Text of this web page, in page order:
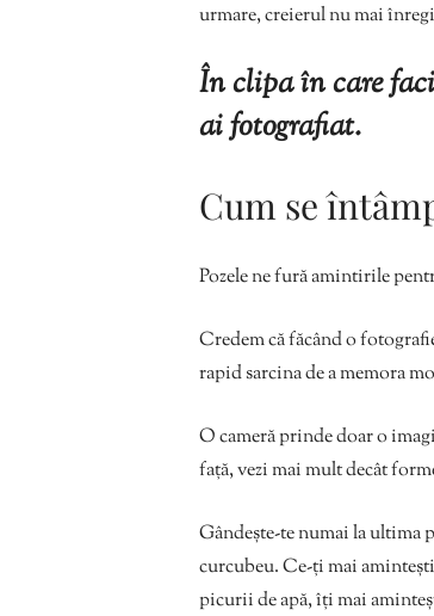
urmare, creierul nu mai
În clipa în care
ai fotografiat.
Cum se
Pozele ne fură amintirile
Credem că făcând o
rapid sarcina de a memora
O cameră prinde doar o
față, vezi mai mult decât
Gândește-te numai la ultima
curcubeu. Ce-ți mai
picurii de apă, îți mai